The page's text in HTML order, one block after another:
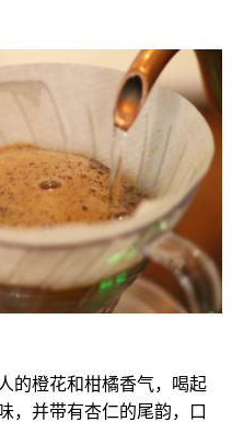
的橙花和柑橘香气，喝起
，并带有杏仁的尾韵，口